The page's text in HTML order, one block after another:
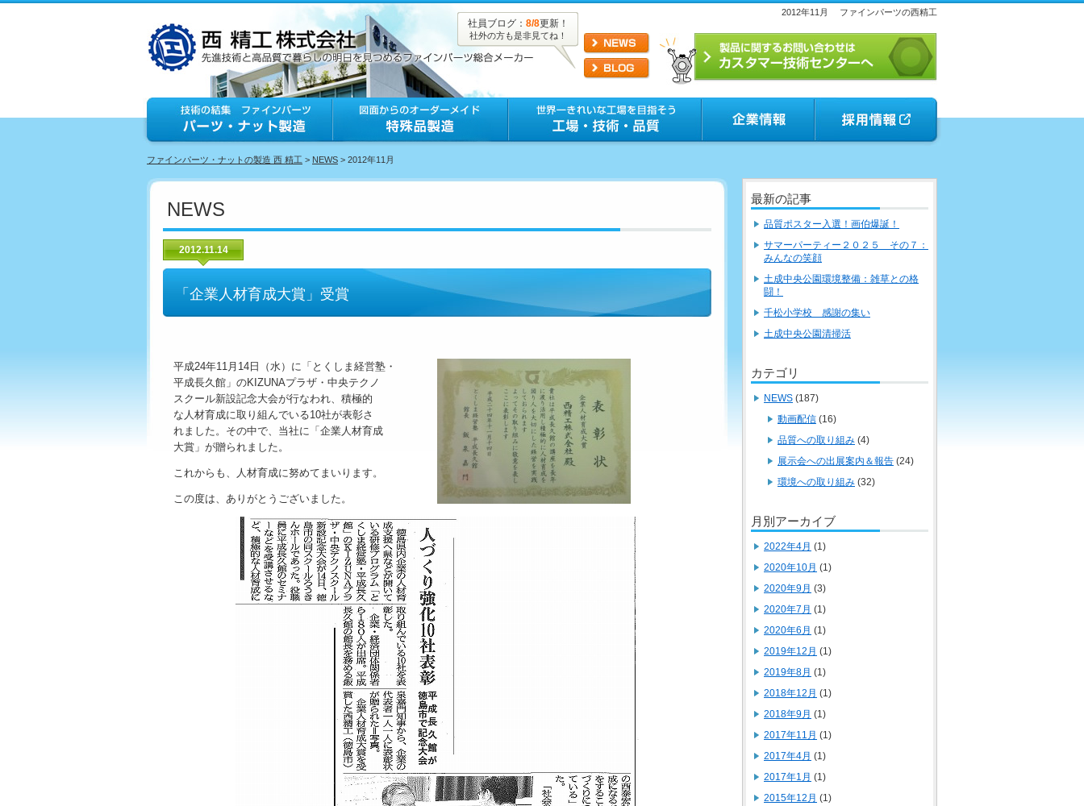
2012年11月 ファインパーツの西精工
社員ブログ： 8/8更新！
社外の方も是非見てね！
ファインパーツ・ナットの製造 西 精工 > NEWS > 2012年11月
NEWS
2012.11.14
「企業人材育成大賞」受賞
平成24年11月14日（水）に「とくしま経営塾・
平成長久館」のKIZUNAプラザ・中央テクノ
スクール新設記念大会が行なわれ、積極的
な人材育成に取り組んでいる10社が表彰さ
れました。その中で、当社に「企業人材育成
大賞」が贈られました。
これからも、人材育成に努めてまいります。
この度は、ありがとうございました。
最新の記事
品質ポスター入選！画伯爆誕！
サマーパーティー２０２５ その７：
みんなの笑顔
土成中央公園環境整備：雑草との格
闘！
千松小学校 感謝の集い
土成中央公園清掃活
カテゴリ
NEWS (187)
動画配信 (16)
品質への取り組み (4)
展示会への出展案内＆報告 (24)
環境への取り組み (32)
月別アーカイブ
2022年4月 (1)
2020年10月 (1)
2020年9月 (3)
2020年7月 (1)
2020年6月 (1)
2019年12月 (1)
2019年8月 (1)
2018年12月 (1)
2018年9月 (1)
2017年11月 (1)
2017年4月 (1)
2017年1月 (1)
2015年12月 (1)